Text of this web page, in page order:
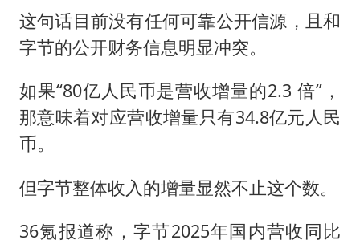
这句话目前没有任何可靠公开信源，且和
字节的公开财务信息明显冲突。
如果“80亿人民币是营收增量的2.3 倍”，
那意味着对应营收增量只有34.8亿元人民
币。
但字节整体收入的增量显然不止这个数。
36氪报道称，字节2025年国内营收同比